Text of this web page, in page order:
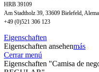
HRB 39109
Am Stadtholz 39, 33609 Bielefeld,
+49 (0)521 306 123
Eigenschaften
Eigenschaften ansehenmás
Cerrar menú
Eigenschaften "Camisa de